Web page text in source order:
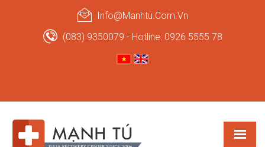
Info@manhtu.com.vn
(083) 9350079 - Hotline: 0926 5555 78